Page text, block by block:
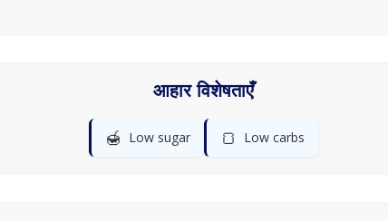
आहार विशेषताएँ
🍯 Low sugar 🍞 Low carbs